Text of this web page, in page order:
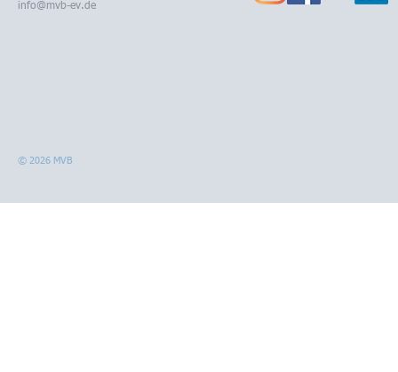
info@mvb-ev.de
© 2026 MVB